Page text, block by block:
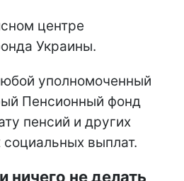
центре
Украины.
уполномоченный
Пенсионный фонд
пенсий и других
выплат.
ничего не делать